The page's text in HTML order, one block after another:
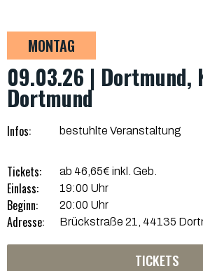
MONTAG
09.03.26 | Dortmund,
Dortmund
Infos: bestuhlte Veranstaltung
Tickets: ab 46,65€ inkl. Geb.
Einlass: 19:00 Uhr
Beginn: 20:00 Uhr
Adresse: Brückstraße 21, 44135
TICKETS